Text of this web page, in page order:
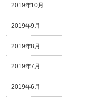
2019年10月
2019年9月
2019年8月
2019年7月
2019年6月